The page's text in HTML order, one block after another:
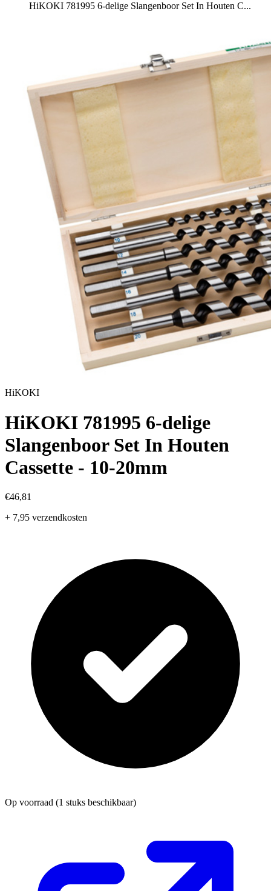
HiKOKI 781995 6-delige Slangenboor Set In Houten C...
HiKOKI
HiKOKI 781995 6-delige
Slangenboor Set In Houten
Cassette - 10-20mm
€46,81
+ 7,95 verzendkosten
Op voorraad (1 stuks beschikbaar)